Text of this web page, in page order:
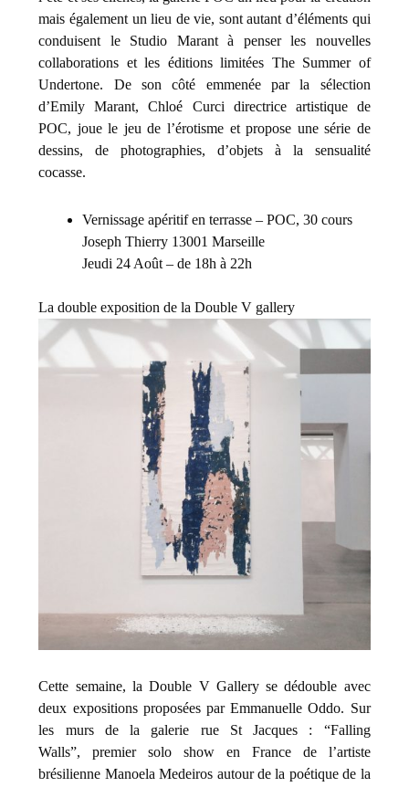
mais également un lieu de vie, sont autant d’éléments qui
conduisent le Studio Marant à penser les nouvelles
collaborations et les éditions limitées The Summer of
Undertone. De son côté emmenée par la sélection
d’Emily Marant, Chloé Curci directrice artistique de
POC, joue le jeu de l’érotisme et propose une série de
dessins, de photographies, d’objets à la sensualité
cocasse.
Vernissage apéritif en terrasse – POC, 30 cours
Joseph Thierry 13001 Marseille
Jeudi 24 Août – de 18h à 22h
La double exposition de la Double V gallery
Cette semaine, la Double V Gallery se dédouble avec
deux expositions proposées par Emmanuelle Oddo. Sur
les murs de la galerie rue St Jacques : “Falling
Walls”, premier solo show en France de l’artiste
brésilienne Manoela Medeiros autour de la poétique de la